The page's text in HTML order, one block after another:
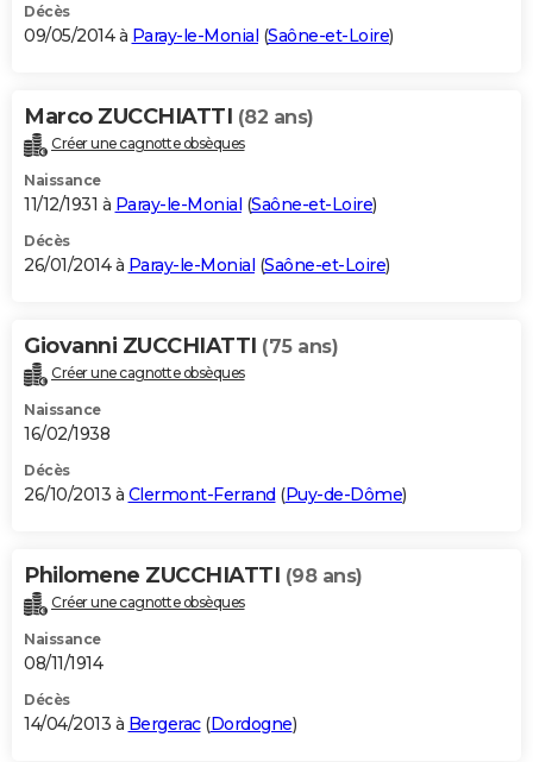
Décès
09/05/2014 à Paray-le-Monial (Saône-et-Loire)
Marco ZUCCHIATTI (82 ans)
Créer une cagnotte obsèques
Naissance
11/12/1931 à Paray-le-Monial (Saône-et-Loire)
Décès
26/01/2014 à Paray-le-Monial (Saône-et-Loire)
Giovanni ZUCCHIATTI (75 ans)
Créer une cagnotte obsèques
Naissance
16/02/1938
Décès
26/10/2013 à Clermont-Ferrand (Puy-de-Dôme)
Philomene ZUCCHIATTI (98 ans)
Créer une cagnotte obsèques
Naissance
08/11/1914
Décès
14/04/2013 à Bergerac(Dordogne)